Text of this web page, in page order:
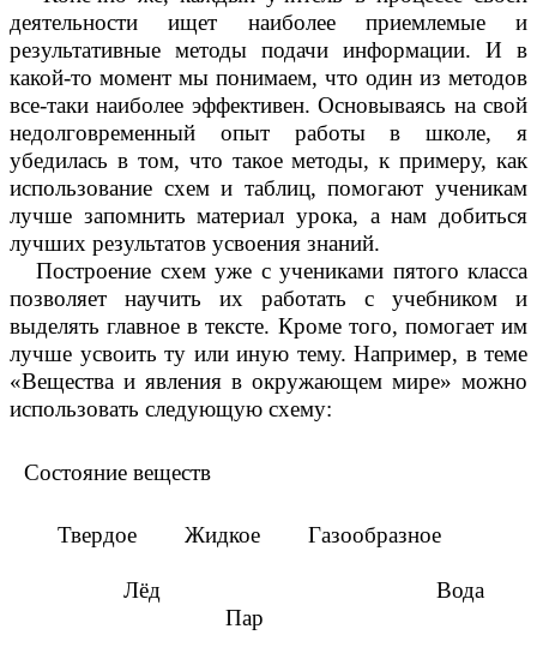
деятельности ищет наиболее приемлемые и
результативные методы подачи информации. И в
какой-то момент мы понимаем, что один из методов
все-таки наиболее эффективен. Основываясь на свой
недолговременный опыт работы в школе, я
убедилась в том, что такое методы, к примеру, как
использование схем и таблиц, помогают ученикам
лучше запомнить материал урока, а нам добиться
лучших результатов усвоения знаний.
Построение схем уже с учениками пятого класса
позволяет научить их работать с учебником и
выделять главное в тексте. Кроме того, помогает им
лучше усвоить ту или иную тему. Например, в теме
«Вещества и явления в окружающем мире» можно
использовать следующую схему:
Состояние веществ
Твердое Жидкое Газообразное
Лёд Вода
Пар